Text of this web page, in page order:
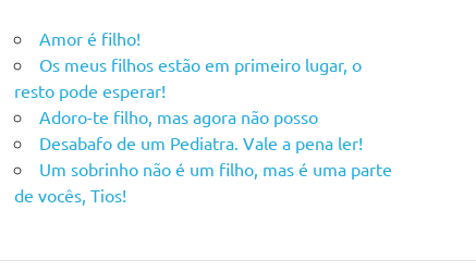
Amor é filho!
Os meus filhos estão em primeiro lugar, o
resto pode esperar!
Adoro-te filho, mas agora não posso
Desabafo de um Pediatra. Vale a pena ler!
Um sobrinho não é um filho, mas é uma parte
de vocês, Tios!